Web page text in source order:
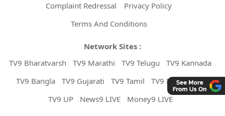
Complaint Redressal
Privacy Policy
Terms And Conditions
Network Sites :
TV9 Bharatvarsh
TV9 Marathi TV9 Telugu
TV9 Kannada
TV9 Bangla
TV9 Gujarati TV9 Tamil
TV9 Malayalam
TV9 UP
News9 LIVE Money9 LIVE